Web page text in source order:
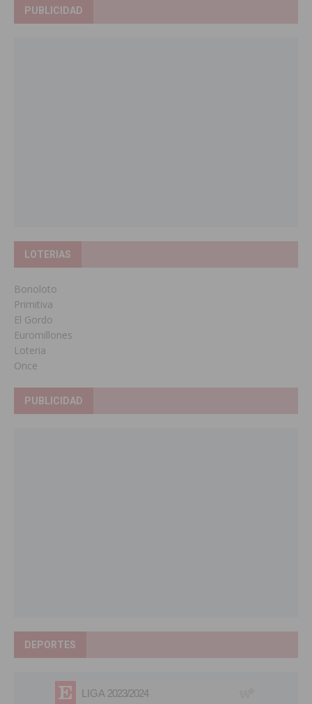
PUBLICIDAD
LOTERIAS
Bonoloto
Primitiva
El Gordo
Euromillones
Loteria
Once
PUBLICIDAD
DEPORTES